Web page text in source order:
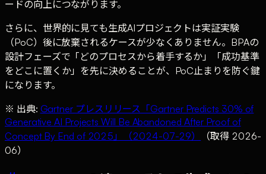
ードの向上につながります。
さらに、世界的に見ても生成AIプロジェクトは実証実験
（PoC）後に放棄されるケースが少なくありません。BPAの
設計フェーズで「どのプロセスから着手するか」「成功基準
をどこに置くか」を先に決めることが、PoC止まりを防ぐ鍵
になります。
※ 出典: Gartner プレスリリース「Gartner Predicts 30% of
Generative AI Projects Will Be Abandoned After Proof of
Concept By End of 2025」（2024-07-29）
（取得 2026-
06）